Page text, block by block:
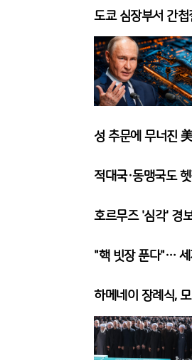
도쿄 심장부서 간
성 추문에 무너진
적대국·동맹국도
호르무즈 '심각' 경
"핵 빗장 푼다"… 세
하메네이 장례식,